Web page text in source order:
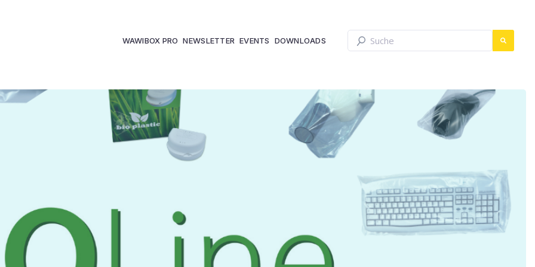
WAWIBOX PRO NEWSLETTER EVENTS DOWNLOADS
Dies ist ein Suchfeld mit einer